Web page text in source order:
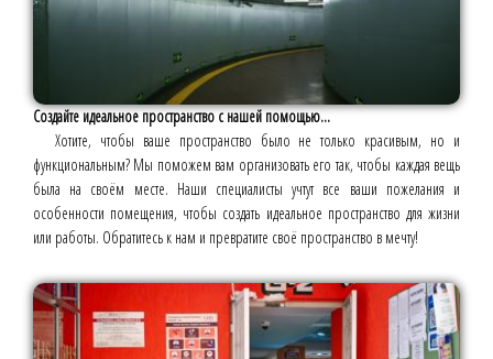
Создайте идеальное пространство с нашей помощью...
Хотите, чтобы ваше пространство было не только красивым, но и
функциональным? Мы поможем вам организовать его так, чтобы каждая вещь
была на своём месте. Наши специалисты учтут все ваши пожелания и
особенности помещения, чтобы создать идеальное пространство для жизни
или работы. Обратитесь к нам и превратите своё пространство в мечту!